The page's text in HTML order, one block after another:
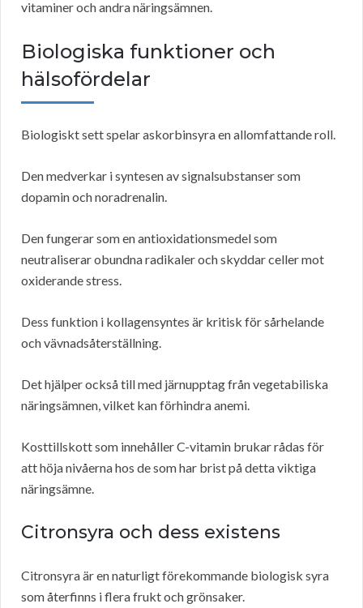
vitaminer och andra näringsämnen.
Biologiska funktioner och
hälsofördelar
Biologiskt sett spelar askorbinsyra en allomfattande roll.
Den medverkar i syntesen av signalsubstanser som
dopamin och noradrenalin.
Den fungerar som en antioxidationsmedel som
neutraliserar obundna radikaler och skyddar celler mot
oxiderande stress.
Dess funktion i kollagensyntes är kritisk för sårhelande
och vävnadsåterställning.
Det hjälper också till med järnupptag från vegetabiliska
näringsämnen, vilket kan förhindra anemi.
Kosttillskott som innehåller C-vitamin brukar rådas för
att höja nivåerna hos de som har brist på detta viktiga
näringsämne.
Citronsyra och dess existens
Citronsyra är en naturligt förekommande biologisk syra
som återfinns i flera frukt och grönsaker.